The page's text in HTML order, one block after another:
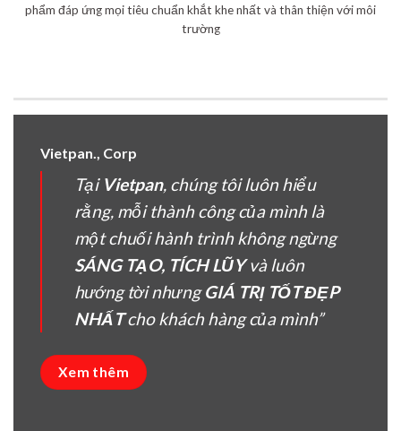
phẩm đáp ứng mọi tiêu chuẩn khắt khe nhất và thân thiện với môi
trường
Vietpan., Corp
Tại Vietpan, chúng tôi luôn hiểu
rằng, mỗi thành công của mình là
một chuối hành trình không ngừng
SÁNG TẠO, TÍCH LŨYvà luôn
hướng tời nhưngGIÁ TRỊ TỐT ĐẸP
NHẤTcho khách hàng của mình”
Xem thêm